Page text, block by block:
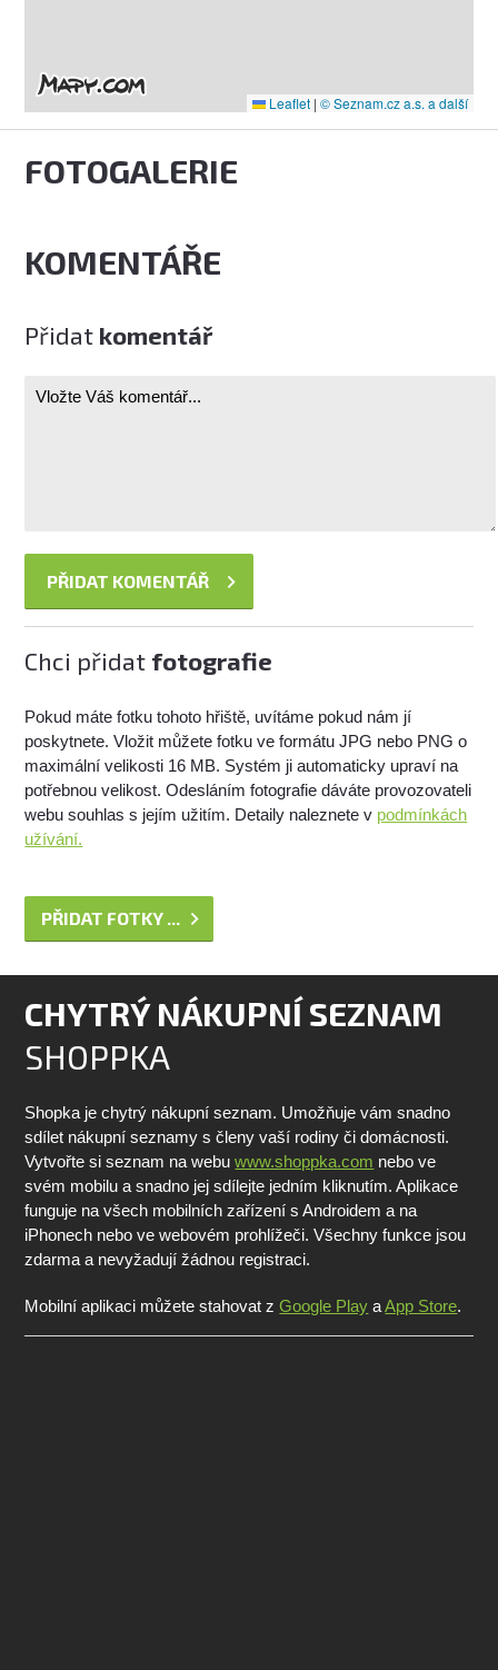
Leaflet | © Seznam.cz a.s. a další
FOTOGALERIE
KOMENTÁŘE
Přidat komentář
Chci přidat fotografie
Pokud máte fotku tohoto hřiště, uvítáme pokud nám jí
poskytnete. Vložit můžete fotku ve formátu JPG nebo PNG o
maximální velikosti 16 MB. Systém ji automaticky upraví na
potřebnou velikost. Odesláním fotografie dáváte provozovateli
webu souhlas s jejím užitím. Detaily naleznete v podmínkách
užívání.
PŘIDAT FOTKY ...
CHYTRÝ NÁKUPNÍ SEZNAM
SHOPPKA
Shopka je chytrý nákupní seznam. Umožňuje vám snadno
sdílet nákupní seznamy s členy vaší rodiny či domácnosti.
Vytvořte si seznam na webuwww.shoppka.com nebo ve
svém mobilu a snadno jej sdílejte jedním kliknutím. Aplikace
funguje na všech mobilních zařízení s Androidem a na
iPhonech nebo ve webovém prohlížeči. Všechny funkce jsou
zdarma a nevyžadují žádnou registraci.
Mobilní aplikaci můžete stahovat zGoogle Play aApp Store.